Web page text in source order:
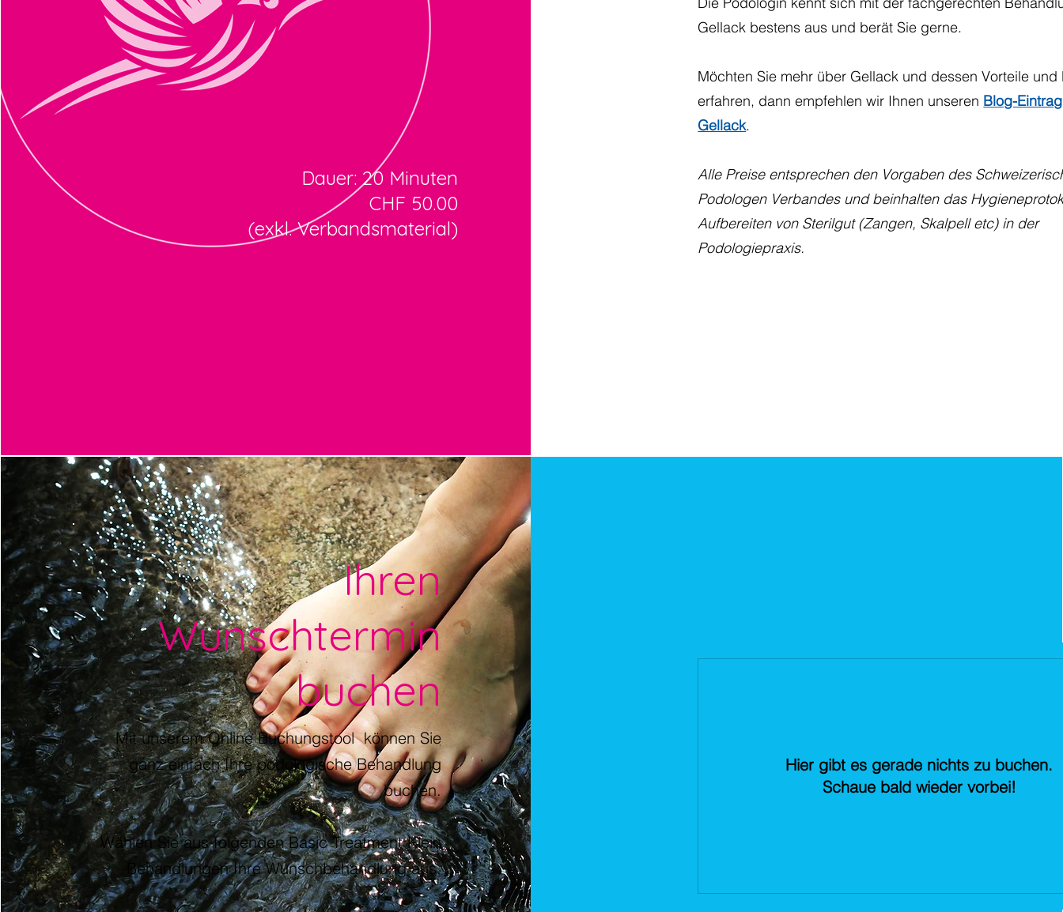
Dauer: 20 Minuten
CHF 50.00
(exkl. Verbandsmaterial)
Gellack bestens aus und berät Sie gerne.
Möchten Sie mehr über Gellack und dessen Vorteile und
erfahren, dann empfehlen wir Ihnen unseren Blog-
Gellack.
Alle Preise entsprechen den Vorgaben des
Podologen Verbandes und beinhalten das
Aufbereiten von Sterilgut (Zangen, Skalpell etc) in der
Podologiepraxis.
Ihren
Wunschtermin
buchen
Mit unserem Online Buchungstool können Sie
ganz einfach Ihre podologische Behandlung
buchen.
Wählen Sie aus folgenden Basic Treatment Klein
Behandlungen Ihre Wunschbehandlung aus.
Hier gibt es gerade nichts zu buchen.
Schaue bald wieder vorbei!